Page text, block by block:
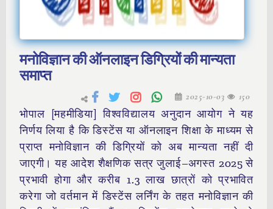
मनोविज्ञान की ऑनलाइन डिग्रियों की मान्यता
समाप्त
2025-10-03 150
भोपाल [महमीडिया] विश्वविद्यालय अनुदान आयोग ने यह
निर्णय लिया है कि डिस्टेंस या ऑनलाइन शिक्षा के माध्यम से
प्राप्त मनोविज्ञान की डिग्रियों को अब मान्यता नहीं दी
जाएगी। यह आदेश शैक्षणिक सत्र जुलाई–अगस्त 2025 से
प्रभावी होगा और करीब 1.3 लाख छात्रों को प्रभावित
करेगा जो वर्तमान में डिस्टेंस लर्निंग के तहत मनोविज्ञान की